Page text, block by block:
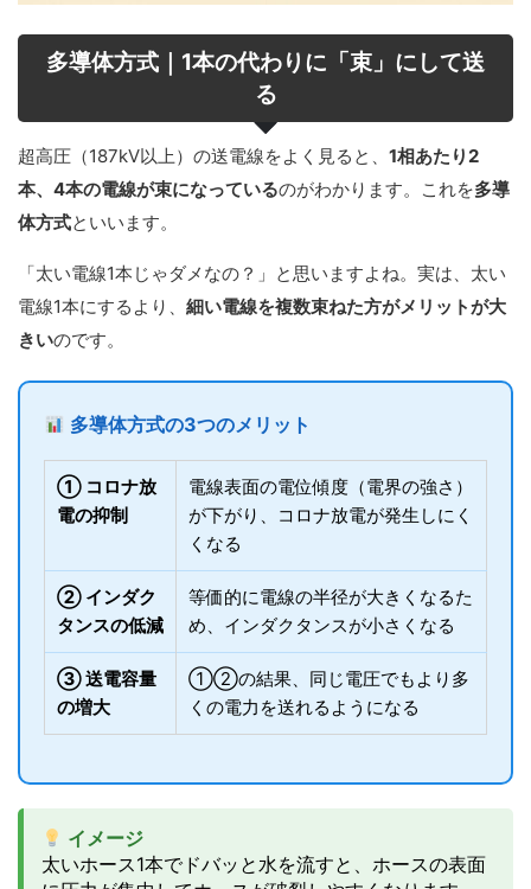
多導体方式｜1本の代わりに「束」にして送
る
超高圧（187kV以上）の送電線をよく見ると、 1相あたり2
本、4本の電線が束になっているのがわかります。これを多導
体方式といいます。
「太い電線1本じゃダメなの？」と思いますよね。実は、太い
電線1本にするより、 細い電線を複数束ねた方がメリットが大
きいのです。
多導体方式の3つのメリット
① コロナ放
電の抑制
電線表面の電位傾度（電界の強さ）
が下がり、コロナ放電が発生しにく
くなる
② インダク
タンスの低減
等価的に電線の半径が大きくなるた
め、インダクタンスが小さくなる
③ 送電容量
の増大
①②の結果、同じ電圧でもより多
くの電力を送れるようになる
イメージ
太いホース1本でドバッと水を流すと、ホースの表面